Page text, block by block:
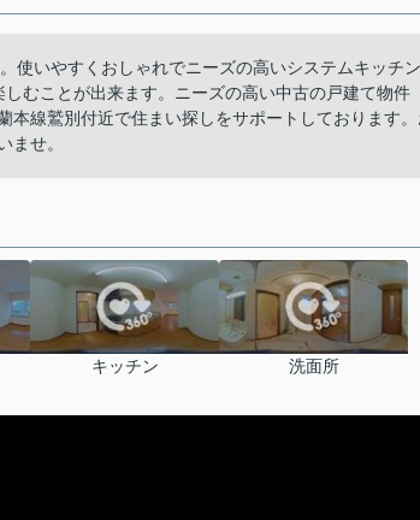
使いやすくおしゃれでニーズの高いシステムキッチン
むことが出来ます。ニーズの高い中古の戸建て物件
本線鷲別付近で住まい探しをサポートしております
ませ。
キッチン 洗面所